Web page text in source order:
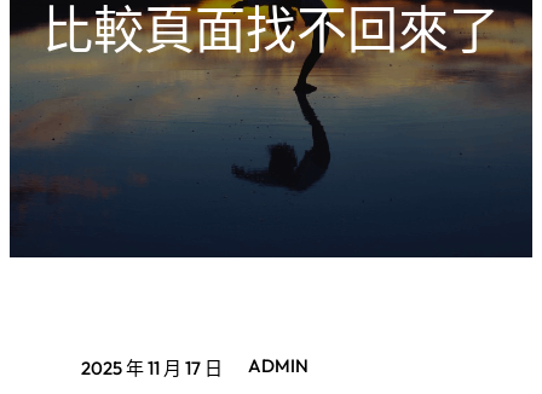
比較頁面找不回來了
2025 年 11 月 17 日 ADMIN